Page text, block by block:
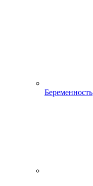
Беременность